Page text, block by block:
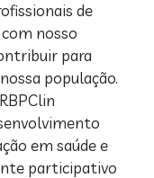
de
nosso
para
população.
em saúde e
participativo